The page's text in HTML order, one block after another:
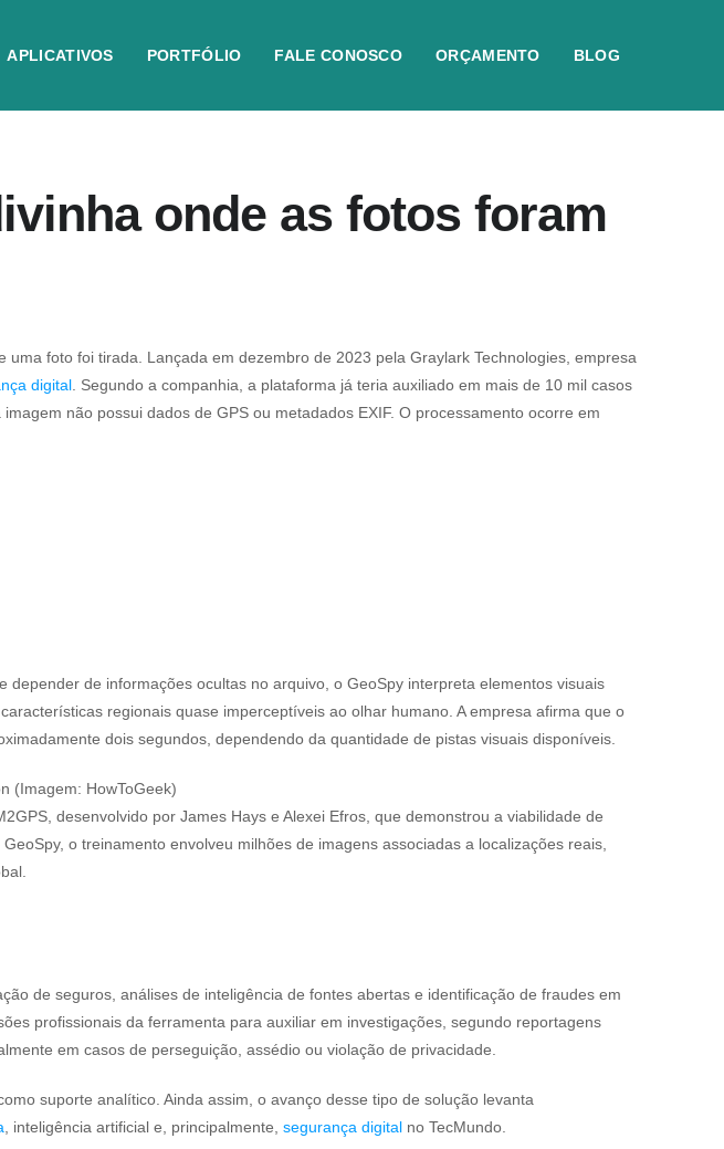
APLICATIVOS PORTFÓLIO FALE CONOSCO ORÇAMENTO BLOG
onde as fotos foram
foto foi tirada. Lançada em dezembro de 2023 pela Graylark Technologies, empresa
digital . Segundo a companhia, a plataforma já teria auxiliado em mais de 10 mil casos
não possui dados de GPS ou metadados EXIF. O processamento ocorre em
de informações ocultas no arquivo, o GeoSpy interpreta elementos visuais
regionais quase imperceptíveis ao olhar humano. A empresa afirma que o
dois segundos, dependendo da quantidade de pistas visuais disponíveis.
(Imagem: HowToGeek)
desenvolvido por James Hays e Alexei Efros, que demonstrou a viabilidade de
o treinamento envolveu milhões de imagens associadas a localizações reais,
de seguros, análises de inteligência de fontes abertas e identificação de fraudes em
profissionais da ferramenta para auxiliar em investigações, segundo reportagens
em casos de perseguição, assédio ou violação de privacidade.
suporte analítico. Ainda assim, o avanço desse tipo de solução levanta
, inteligência artificial e, principalmente, segurança digital no TecMundo.